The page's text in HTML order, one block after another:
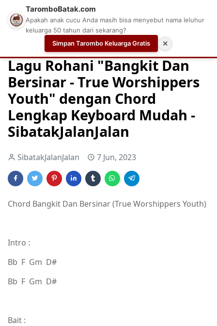
Chord Chord Gitar Lagu Rohani Chord Gitar
Lagu Rohani "Bangkit Dan
Bersinar - True Worshippers
Youth" dengan Chord
Lengkap Keyboard Mudah -
SibatakJalanJalan
SibatakJalanJalan 7 Jun, 2023
Chord Bangkit Dan Bersinar (True Worshippers Youth)
Intro :
Bb F Gm D#
Bb F Gm D#
Bait :
TaromboBatak.com
Apakah anak cucu Anda masih bisa menyebut nama leluhur
keluarga 50 tahun dari sekarang?
Simpan Tarombo Keluarga Gratis
✕